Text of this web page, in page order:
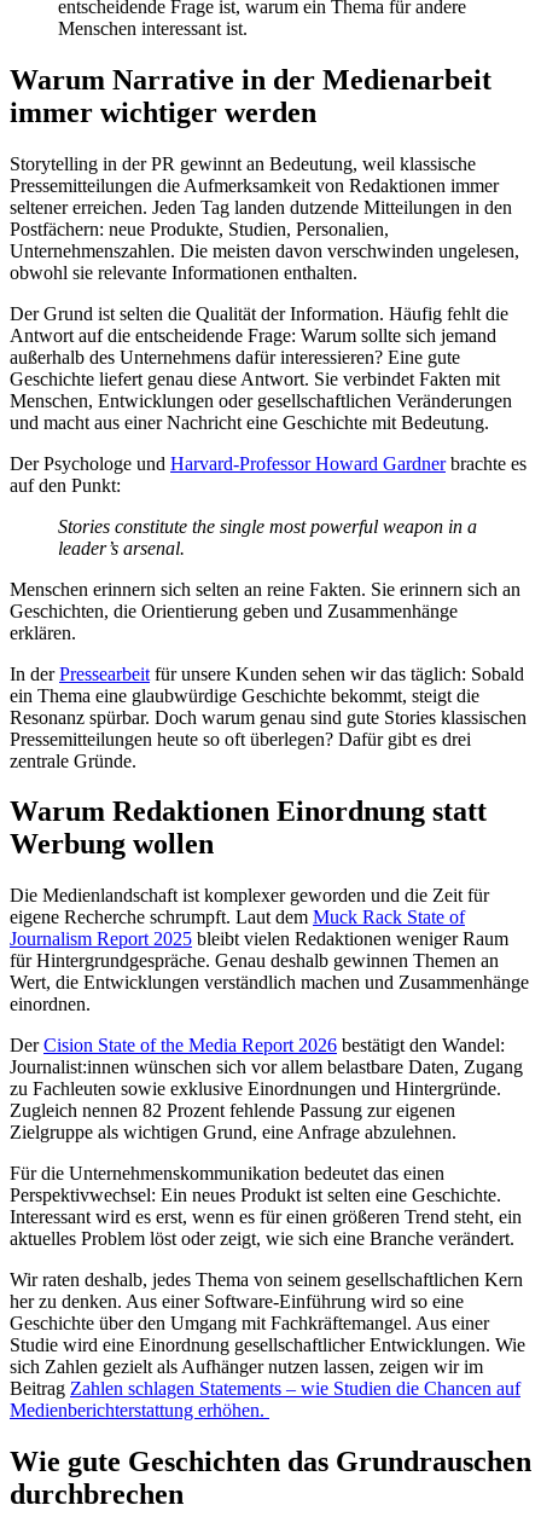
entscheidende Frage ist, warum ein Thema für andere
Menschen interessant ist.
Warum Narrative in der Medienarbeit
immer wichtiger werden
Storytelling in der PR gewinnt an Bedeutung, weil klassische
Pressemitteilungen die Aufmerksamkeit von Redaktionen immer
seltener erreichen. Jeden Tag landen dutzende Mitteilungen in den
Postfächern: neue Produkte, Studien, Personalien,
Unternehmenszahlen. Die meisten davon verschwinden ungelesen,
obwohl sie relevante Informationen enthalten.
Der Grund ist selten die Qualität der Information. Häufig fehlt die
Antwort auf die entscheidende Frage: Warum sollte sich jemand
außerhalb des Unternehmens dafür interessieren? Eine gute
Geschichte liefert genau diese Antwort. Sie verbindet Fakten mit
Menschen, Entwicklungen oder gesellschaftlichen Veränderungen
und macht aus einer Nachricht eine Geschichte mit Bedeutung.
Der Psychologe und Harvard-Professor Howard Gardnerbrachte es
auf den Punkt:
Stories constitute the single most powerful weapon in a
leader’s arsenal.
Menschen erinnern sich selten an reine Fakten. Sie erinnern sich an
Geschichten, die Orientierung geben und Zusammenhänge
erklären.
In derPressearbeit für unsere Kunden sehen wir das täglich: Sobald
ein Thema eine glaubwürdige Geschichte bekommt, steigt die
Resonanz spürbar. Doch warum genau sind gute Stories klassischen
Pressemitteilungen heute so oft überlegen? Dafür gibt es drei
zentrale Gründe.
Warum Redaktionen Einordnung statt
Werbung wollen
Die Medienlandschaft ist komplexer geworden und die Zeit für
eigene Recherche schrumpft. Laut dem Muck Rack State of
Journalism Report 2025 bleibt vielen Redaktionen weniger Raum
für Hintergrundgespräche. Genau deshalb gewinnen Themen an
Wert, die Entwicklungen verständlich machen und Zusammenhänge
einordnen.
DerCision State of the Media Report 2026 bestätigt den Wandel:
Journalist:innen wünschen sich vor allem belastbare Daten, Zugang
zu Fachleuten sowie exklusive Einordnungen und Hintergründe.
Zugleich nennen 82 Prozent fehlende Passung zur eigenen
Zielgruppe als wichtigen Grund, eine Anfrage abzulehnen.
Für die Unternehmenskommunikation bedeutet das einen
Perspektivwechsel: Ein neues Produkt ist selten eine Geschichte.
Interessant wird es erst, wenn es für einen größeren Trend steht, ein
aktuelles Problem löst oder zeigt, wie sich eine Branche verändert.
Wir raten deshalb, jedes Thema von seinem gesellschaftlichen Kern
her zu denken. Aus einer Software-Einführung wird so eine
Geschichte über den Umgang mit Fachkräftemangel. Aus einer
Studie wird eine Einordnung gesellschaftlicher Entwicklungen. Wie
sich Zahlen gezielt als Aufhänger nutzen lassen, zeigen wir im
Beitrag Zahlen schlagen Statements – wie Studien die Chancen auf
Medienberichterstattung erhöhen.
Wie gute Geschichten das Grundrauschen
durchbrechen